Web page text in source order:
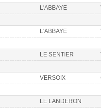
L'ABBAYE
L'ABBAYE
LE SENTIER
VERSOIX
LE LANDERON